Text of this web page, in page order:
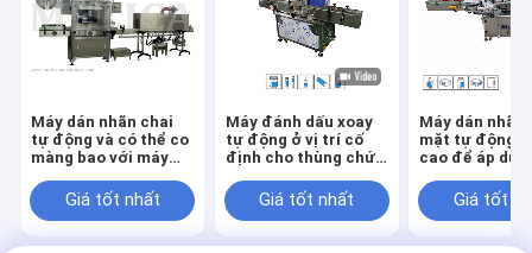
Máy dán nhãn chai
tự động và có thể co
màng bao với máy
đường hầm bằng hơi
nước
Giá tốt nhất
Máy đánh dấu xoay
tự động ở vị trí cố
định cho thùng chứa
Giá tốt nhất
Máy dán nhãn
mặt tự động
cao để áp
Giá tốt